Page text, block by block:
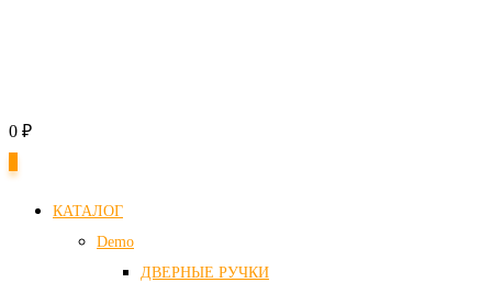
0 ₽
КАТАЛОГ
Demo
ДВЕРНЫЕ РУЧКИ